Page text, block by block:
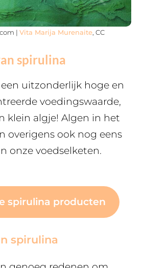
| Vita Marija Murenaite, CC
spirulina
uitzonderlijk hoge en
voedingswaarde,
klein algje! Algen in het
overigens ook nog eens
onze voedselketen.
spirulina producten
spirulina